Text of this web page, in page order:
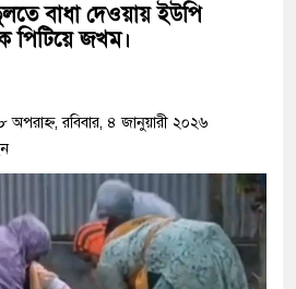
বাধা দেওয়ায় ইউপি
পিটিয়ে জখম।
রবিবার, ৪ জানুয়ারী ২০২৬